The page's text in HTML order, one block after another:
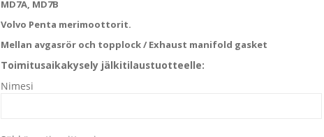
MD7A, MD7B
Volvo Penta merimoottorit.
Mellan avgasrör och topplock / Exhaust manifold gasket
Toimitusaikakysely jälkitilaustuotteelle:
Nimesi